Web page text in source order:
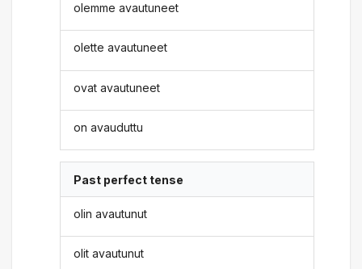
olemme avautuneet
olette avautuneet
ovat avautuneet
on avauduttu
Past perfect tense
olin avautunut
olit avautunut